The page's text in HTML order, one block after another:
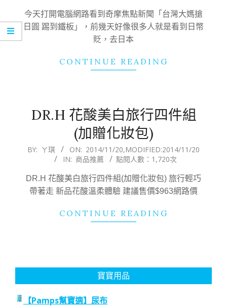
20
今天打開電腦網路看到奇摩焦點新聞「台灣大媽搶
日圓 踢到鐵板」，前幾天好像很多人就是看到日幣
貶，去日本
CONTINUE READING
DR.H 花酸美白旅行四件組
(加贈化妝包)
2014-
20
BY: ㄚ琪 ON: 2014/11/20,MODIFIED:2014/11/20
IN: 商品推薦 點閱人數：1,720次
DR.H 花酸美白旅行四件組(加贈化妝包) 旅行輕巧
帶著走 新品花酸溫柔體驗 建議售價$963網路價
CONTINUE READING
寶寶用品
【Pamps幫寶適】尿布